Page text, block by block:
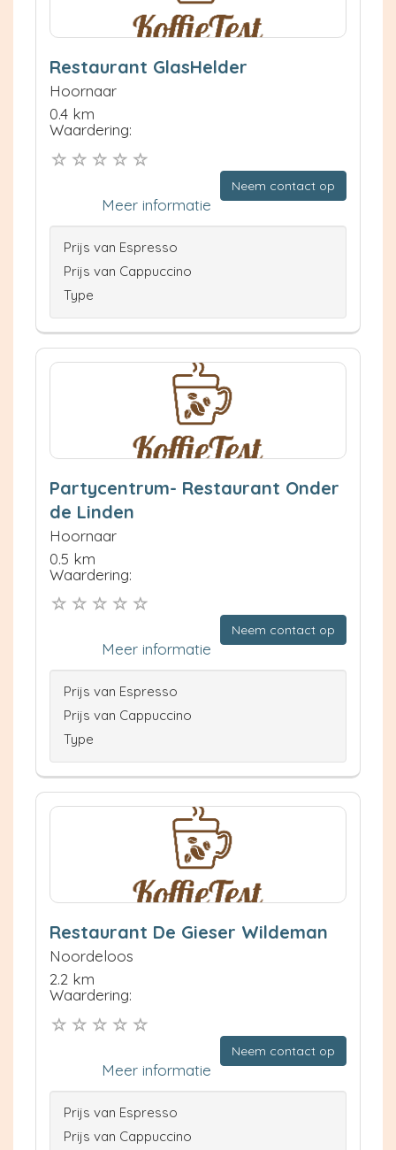
Restaurant GlasHelder
Hoornaar
0.4 km
Waardering:
Neem contact op
Meer informatie
Prijs van Espresso
Prijs van Cappuccino
Type
Partycentrum- Restaurant Onder
de Linden
Hoornaar
0.5 km
Waardering:
Neem contact op
Meer informatie
Prijs van Espresso
Prijs van Cappuccino
Type
Restaurant De Gieser Wildeman
Noordeloos
2.2 km
Waardering:
Neem contact op
Meer informatie
Prijs van Espresso
Prijs van Cappuccino